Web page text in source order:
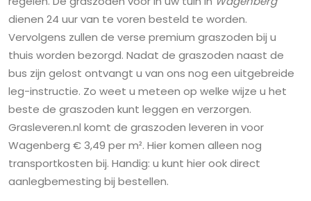
dienen 24 uur van te voren besteld te worden.
Vervolgens zullen de verse premium graszoden bij u
thuis worden bezorgd. Nadat de graszoden naast de
bus zijn gelost ontvangt u van ons nog een uitgebreide
leg-instructie. Zo weet u meteen op welke wijze u het
beste de graszoden kunt leggen en verzorgen.
Grasleveren.nl komt de graszoden leveren in voor
Wagenberg € 3,49 per m². Hier komen alleen nog
transportkosten bij. Handig: u kunt hier ook direct
aanlegbemesting bij bestellen.